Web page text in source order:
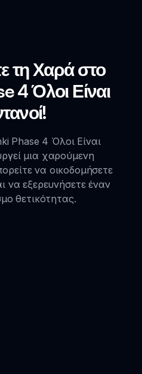
τη Χαρά στο
4 Όλοι Είναι
Phase 4 Όλοι Είναι
μια χαρούμενη
να οικοδομήσετε
να εξερευνήσετε έναν
θετικότητας.